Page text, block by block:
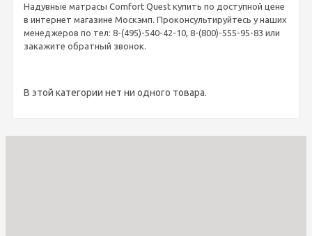
Надувные матрасы Comfort Quest купить по доступной цене
в интернет магазине Москэмп. Проконсультируйтесь у наших
менеджеров по тел: 8-(495)-540-42-10, 8-(800)-555-95-83 или
закажите обратный звонок.
В этой категории нет ни одного товара.